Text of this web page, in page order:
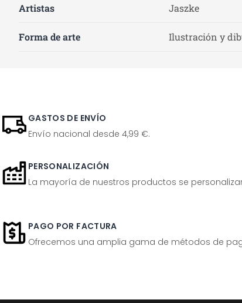
Artistas Jaszke
Forma de arte Ilustración y
GASTOS DE ENVÍO
Envío nacional desde 4,99 €.
PERSONALIZACIÓN
La mayoría de nuestros productos se
PAGO POR FACTURA
Ofrecemos una amplia gama de métodos de